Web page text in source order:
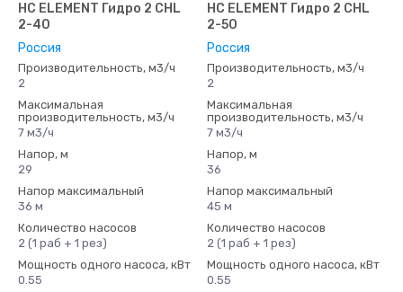
НС ELEMENT Гидро 2 CHL
2-40
Россия
Производительность, м3/ч
2
Максимальная
производительность, м3/ч
7 м3/ч
Напор, м
29
Напор максимальный
36 м
Количество насосов
2 (1 раб + 1 рез)
Мощность одного насоса, кВт
0.55
НС ELEMENT Гидро 2 CHL
2-50
Россия
Производительность, м3/ч
2
Максимальная
производительность, м3/ч
7 м3/ч
Напор, м
36
Напор максимальный
45 м
Количество насосов
2 (1 раб + 1 рез)
Мощность одного насоса, кВт
0.55